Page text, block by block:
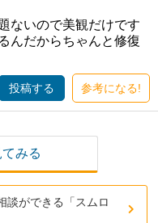
ないので美観だけです
んだからちゃんと修復
投稿する 参考になる!
みる
談ができる「スムロ